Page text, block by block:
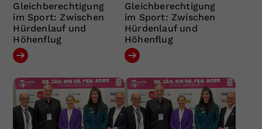
Gleichberechtigung
im Sport: Zwischen
Hürdenlauf und
Höhenflug
Gleichberechtigung
im Sport: Zwischen
Hürdenlauf und
Höhenflug